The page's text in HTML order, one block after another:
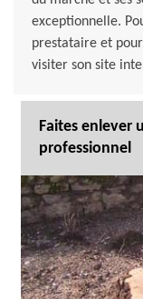
exceptionnelle.
prestataire et
visiter son site
Faites enlever
professionnel